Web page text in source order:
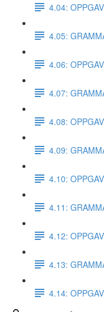
4.04:
4.05:
4.06:
4.07:
4.08:
4.09:
4.10:
4.11:
4.12:
4.13:
4.14: